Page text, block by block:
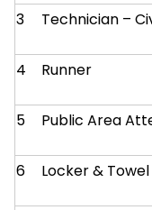
3 Technician –
4 Runner
5 Public Area
6 Locker &